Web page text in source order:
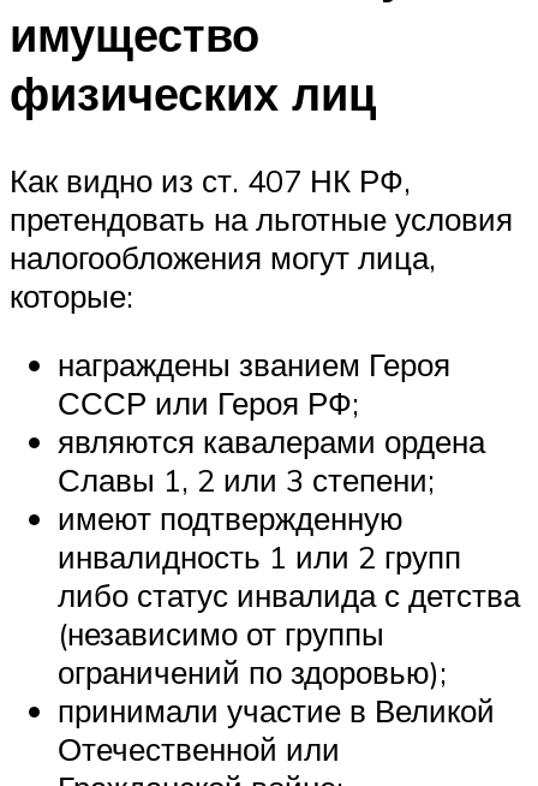
имущество
физических лиц
Как видно из ст. 407 НК РФ,
претендовать на льготные условия
налогообложения могут лица,
которые:
награждены званием Героя
СССР или Героя РФ;
являются кавалерами ордена
Славы 1, 2 или 3 степени;
имеют подтвержденную
инвалидность 1 или 2 групп
либо статус инвалида с детства
(независимо от группы
ограничений по здоровью);
принимали участие в Великой
Отечественной или